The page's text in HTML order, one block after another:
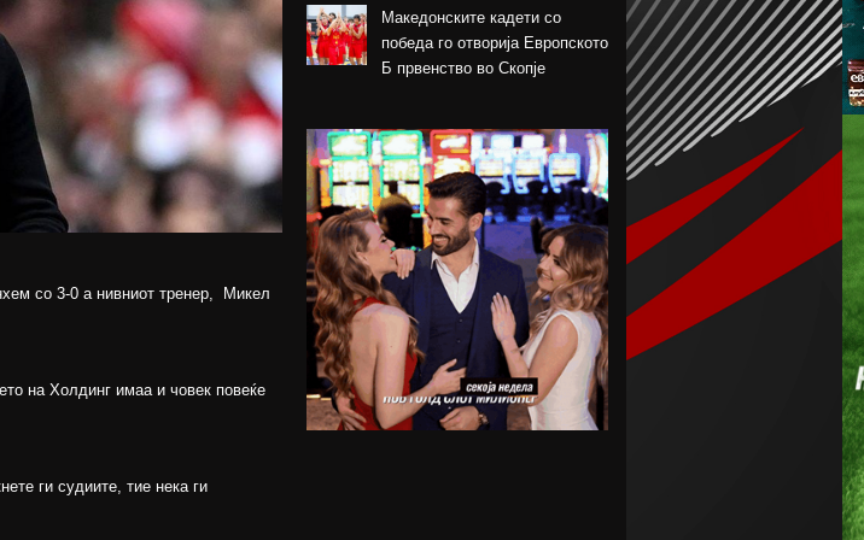
со 3-0 а нивниот тренер, Микел
на Холдинг имаа и човек повеќе
ги судиите, тие нека ги
Македонските кадети со
победа го отворија Европското
Б првенство во Скопје
првиот меч против Хибернијан
Реал го официјализира
рекордниот трансфер на
Диоманде
Томас Волкап преговара со
Дубаи
Перишиќ дал согласност за
враќање во Интер